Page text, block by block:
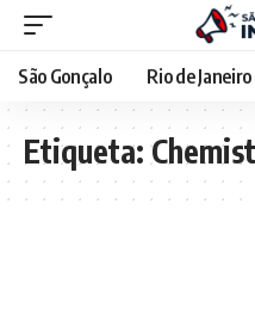
São Gonçalo Rio de Janeiro
Etiqueta: